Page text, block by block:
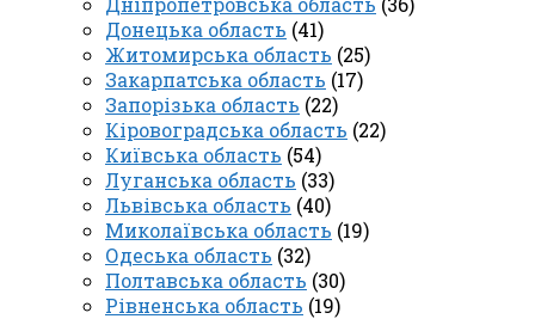
Донецька область (41)
Житомирська область (25)
Закарпатська область (17)
Запорізька область (22)
Кіровоградська область (22)
Київська область (54)
Луганська область (33)
Львівська область (40)
Миколаївська область (19)
Одеська область (32)
Полтавська область (30)
Рівненська область (19)